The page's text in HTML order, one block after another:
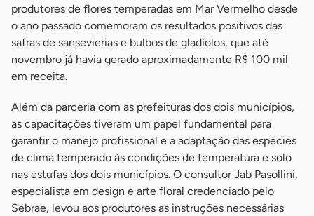
produtores de flores temperadas em Mar Vermelho desde
o ano passado comemoram os resultados positivos das
safras de sansevierias e bulbos de gladíolos, que até
novembro já havia gerado aproximadamente R$ 100 mil
em receita.
Além da parceria com as prefeituras dos dois municípios,
as capacitações tiveram um papel fundamental para
garantir o manejo profissional e a adaptação das espécies
de clima temperado às condições de temperatura e solo
nas estufas dos dois municípios. O consultor Jab Pasollini,
especialista em design e arte floral credenciado pelo
Sebrae, levou aos produtores as instruções necessárias